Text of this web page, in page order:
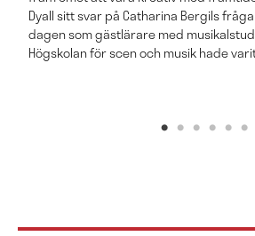
Dyall sitt svar på Catharina Bergils
dagen som gästlärare med
Högskolan för scen och musik hade